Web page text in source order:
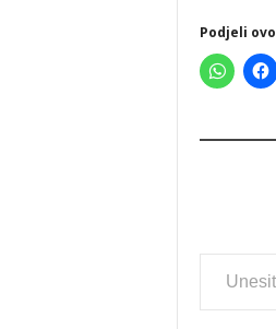
Podjeli
Type your email…